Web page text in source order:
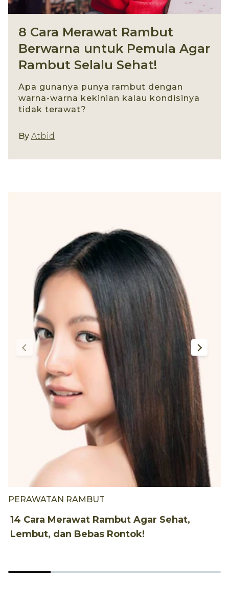
8 Cara Merawat Rambut
Berwarna untuk Pemula Agar
Rambut Selalu Sehat!
Apa gunanya punya rambut dengan
warna-warna kekinian kalau kondisinya
tidak terawat?
By Atbid
PERAWATAN RAMBUT
14 Cara Merawat Rambut Agar Sehat,
Lembut, dan Bebas Rontok!